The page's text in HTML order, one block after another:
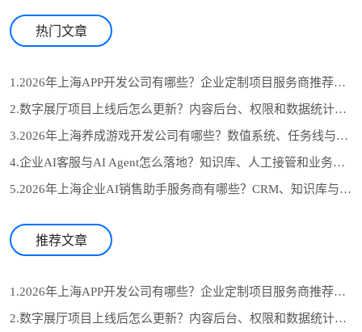
热门文章
1.2026年上海APP开发公司有哪些？企业定制项目服务商推荐与选型参考
2.数字展厅项目上线后怎么更新？内容后台、权限和数据统计设计
3.2026年上海养成游戏开发公司有哪些？数值系统、任务线与长期运营怎么选
4.企业AI客服与AI Agent怎么落地？知识库、人工接管和业务系统对接流程
5.2026年上海企业AI销售助手服务商有哪些？CRM、知识库与自动跟进怎么选
推荐文章
1.2026年上海APP开发公司有哪些？企业定制项目服务商推荐与选型参考
2.数字展厅项目上线后怎么更新？内容后台、权限和数据统计设计